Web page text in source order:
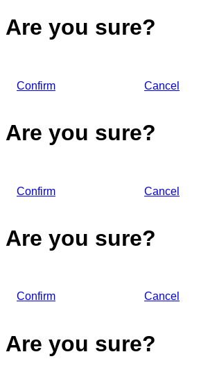
Are you sure?
Confirm Cancel
Are you sure?
Confirm Cancel
Are you sure?
Confirm Cancel
Are you sure?